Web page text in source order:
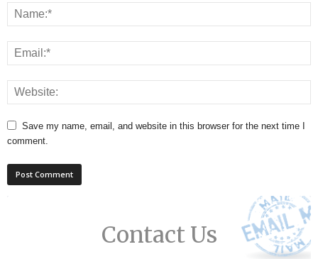
Save my name, email, and website in this browser for the next time I
comment.
Contact Us